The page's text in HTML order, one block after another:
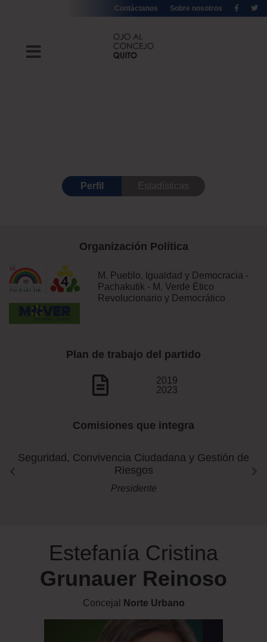
Contáctanos Sobre nosotros
Perfil Estadísticas
Organización Política
M. Pueblo, Igualdad y Democracia -
Pachakutik - M. Verde Ético
Revolucionario y Democrático
Plan de trabajo del partido
2019
2023
Comisiones que integra
Seguridad, Convivencia Ciudadana y Gestión de
Riesgos
Presidente
Estefanía Cristina
Grunauer Reinoso
Concejal Norte Urbano